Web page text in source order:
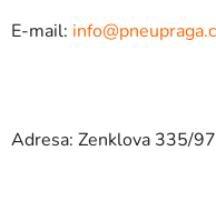
E-mail:
Adresa: Zenklova 335/